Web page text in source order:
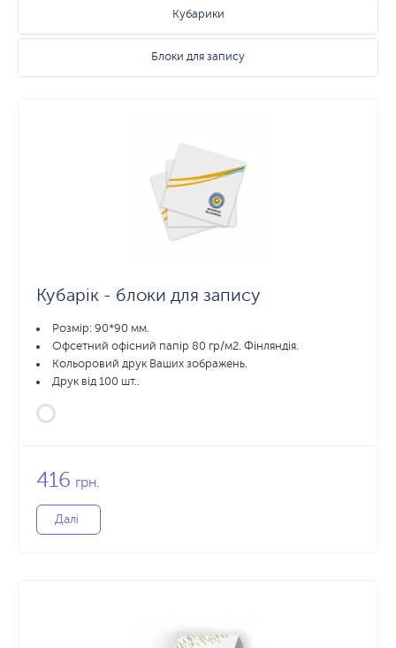
Кубарики
Блоки для запису
Кубарік - блоки для запису
Розмір: 90*90 мм.
Офсетний офісний папір 80 гр/м2. Фінляндія.
Кольоровий друк Ваших зображень.
Друк від 100 шт..
416 грн.
Далі